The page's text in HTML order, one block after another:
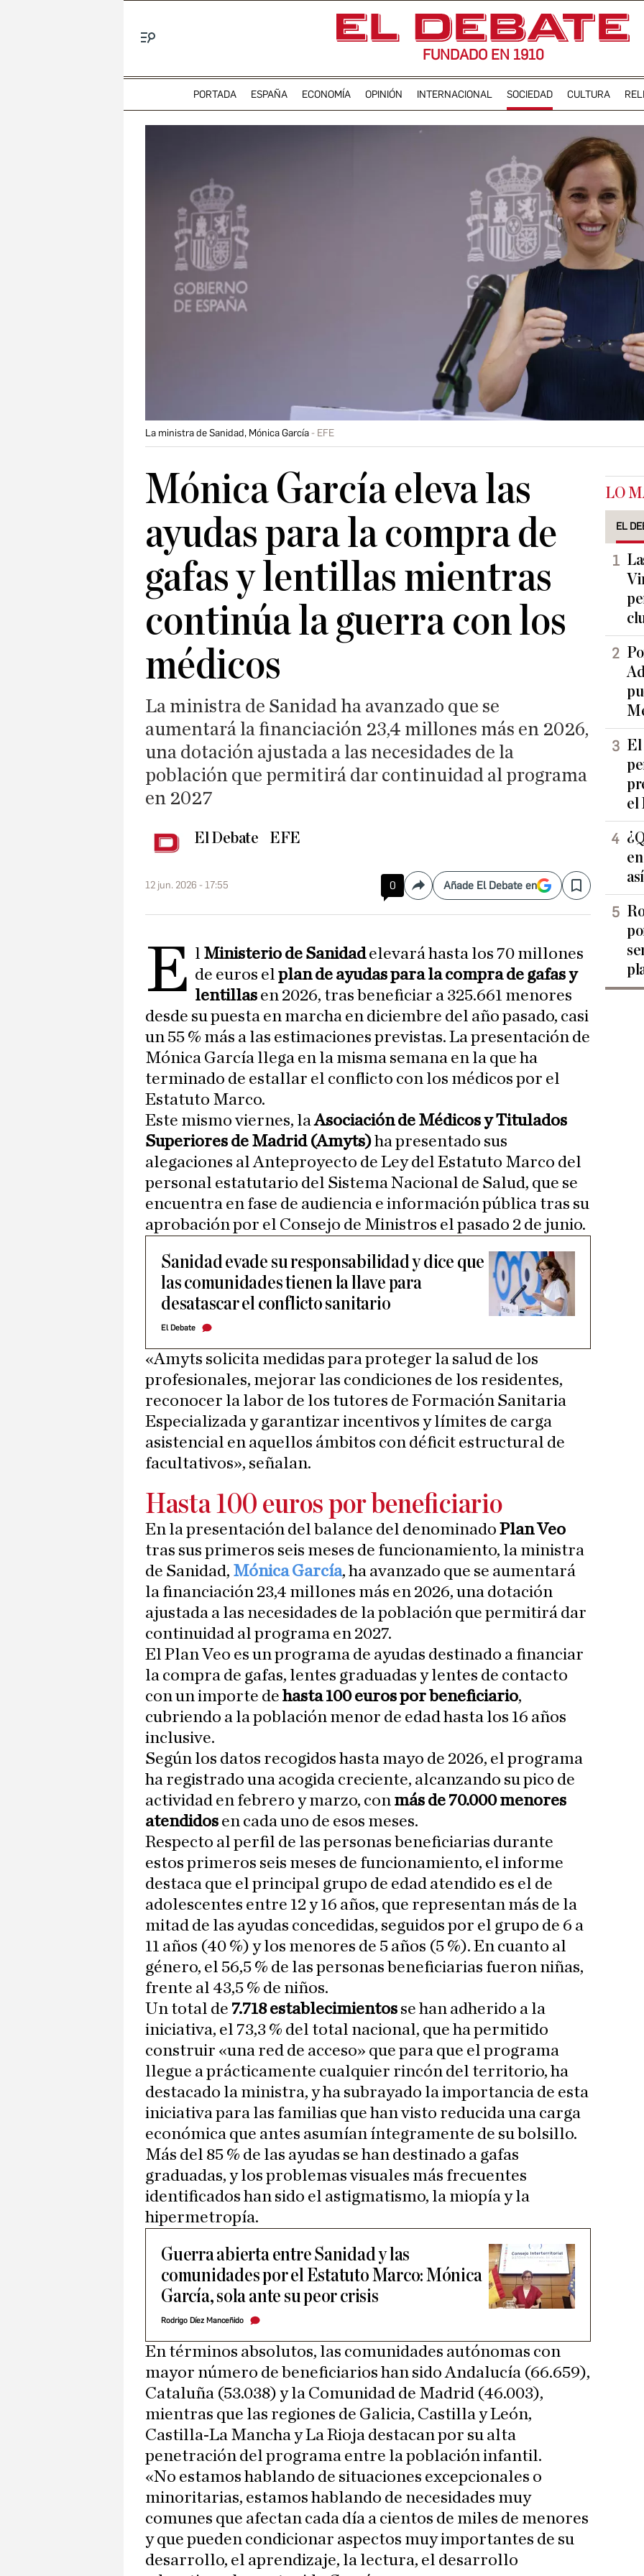
FUNDADO EN 1910
PORTADA ESPAÑA ECONOMÍA OPINIÓN INTERNACIONAL SOCIEDAD CULTURA
La ministra de Sanidad, Mónica García EFE
Mónica García eleva las
ayudas para la compra de
gafas y lentillas mientras
continúa la guerra con los
médicos
La ministra de Sanidad ha avanzado que se
aumentará la financiación 23,4 millones más en 2026,
una dotación ajustada a las necesidades de la
población que permitirá dar continuidad al programa
en 2027
El Debate EFE
12 jun. 2026 - 17:55 0 CompartirAñade El Debate en Save
E l Ministerio de Sanidadelevará hasta los 70 millones
de euros elplan de ayudas para la compra de gafas y
lentillas en 2026, tras beneficiar a 325.661 menores
desde su puesta en marcha en diciembre del año pasado, casi
un 55 % más a las estimaciones previstas. La presentación de
Mónica García llega en la misma semana en la que ha
terminado de estallar el conflicto con los médicos por el
Estatuto Marco.
Este mismo viernes, laAsociación de Médicos y Titulados
Superiores de Madrid (Amyts)ha presentado sus
alegaciones al Anteproyecto de Ley del Estatuto Marco del
personal estatutario del Sistema Nacional de Salud, que se
encuentra en fase de audiencia e información pública tras su
aprobación por el Consejo de Ministros el pasado 2 de junio.
Sanidad evade su responsabilidad y dice que
las comunidades tienen la llave para
desatascar el conflicto sanitario
El Debate
«Amyts solicita medidas para proteger la salud de los
profesionales, mejorar las condiciones de los residentes,
reconocer la labor de los tutores de Formación Sanitaria
Especializada y garantizar incentivos y límites de carga
asistencial en aquellos ámbitos con déficit estructural de
facultativos», señalan.
Hasta 100 euros por beneficiario
En la presentación del balance del denominado Plan Veo
tras sus primeros seis meses de funcionamiento, la ministra
de Sanidad, Mónica García, ha avanzado que se aumentará
la financiación 23,4 millones más en 2026, una dotación
ajustada a las necesidades de la población que permitirá dar
continuidad al programa en 2027.
El Plan Veo es un programa de ayudas destinado a financiar
la compra de gafas, lentes graduadas y lentes de contacto
con un importe de hasta 100 euros por beneficiario,
cubriendo a la población menor de edad hasta los 16 años
inclusive.
Según los datos recogidos hasta mayo de 2026, el programa
ha registrado una acogida creciente, alcanzando su pico de
actividad en febrero y marzo, con más de 70.000 menores
atendidos en cada uno de esos meses.
Respecto al perfil de las personas beneficiarias durante
estos primeros seis meses de funcionamiento, el informe
destaca que el principal grupo de edad atendido es el de
adolescentes entre 12 y 16 años, que representan más de la
mitad de las ayudas concedidas, seguidos por el grupo de 6 a
11 años (40 %) y los menores de 5 años (5 %). En cuanto al
género, el 56,5 % de las personas beneficiarias fueron niñas,
frente al 43,5 % de niños.
Un total de 7.718 establecimientos se han adherido a la
iniciativa, el 73,3 % del total nacional, que ha permitido
construir «una red de acceso» que para que el programa
llegue a prácticamente cualquier rincón del territorio, ha
destacado la ministra, y ha subrayado la importancia de esta
iniciativa para las familias que han visto reducida una carga
económica que antes asumían íntegramente de su bolsillo.
Más del 85 % de las ayudas se han destinado a gafas
graduadas, y los problemas visuales más frecuentes
identificados han sido el astigmatismo, la miopía y la
hipermetropía.
Guerra abierta entre Sanidad y las
comunidades por el Estatuto Marco: Mónica
García, sola ante su peor crisis
Rodrigo Díez Manceñido
En términos absolutos, las comunidades autónomas con
mayor número de beneficiarios han sido Andalucía (66.659),
Cataluña (53.038) y la Comunidad de Madrid (46.003),
mientras que las regiones de Galicia, Castilla y León,
Castilla-La Mancha y La Rioja destacan por su alta
penetración del programa entre la población infantil.
«No estamos hablando de situaciones excepcionales o
minoritarias, estamos hablando de necesidades muy
comunes que afectan cada día a cientos de miles de menores
y que pueden condicionar aspectos muy importantes de su
desarrollo, el aprendizaje, la lectura, el desarrollo
LO
EL
El
el